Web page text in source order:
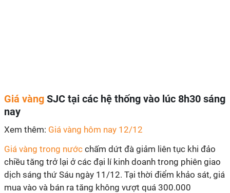
Giá vàng SJC tại các hệ thống vào lúc 8h30 sáng
nay
Xem thêm: Giá vàng hôm nay 12/12
Giá vàng trong nước chấm dứt đà giảm liên tục khi đảo
chiều tăng trở lại ở các đại lí kinh doanh trong phiên giao
dịch sáng thứ Sáu ngày 11/12. Tại thời điểm khảo sát, giá
mua vào và bán ra tăng không vượt quá 300.000